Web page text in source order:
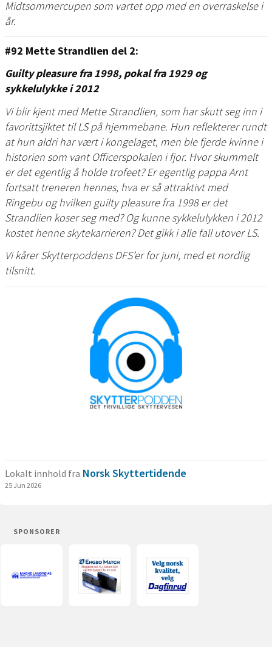
Midtsommercupen som vartet opp med en overraskelse i
år.
#92 Mette Strandlien del 2:
Guilty pleasure fra 1998, pokal fra 1929 og
sykkelulykke i 2012
Vi blir kjent med Mette Strandlien, som har skutt seg inn i
favorittsjiktet til LS på hjemmebane. Hun reflekterer rundt
at hun aldri har vært i kongelaget, men ble fjerde kvinne i
historien som vant Officerspokalen i fjor. Hvor skummelt
er det egentlig å holde trofeet? Er egentlig pappa Arnt
fortsatt treneren hennes, hva er så attraktivt med
Ringebu og hvilken guilty pleasure fra 1998 er det
Strandlien koser seg med? Og kunne sykkelulykken i 2012
kostet henne skytekarrieren? Det gikk i alle fall utover LS.
Vi kårer Skytterpoddens DFS’er for juni, med et nordlig
tilsnitt.
Lokalt innhold fra Norsk Skyttertidende
25 Jun 2026
SPONSORER
Landrø
Engbo
(åpnes
Dagfinrud
(åpnes